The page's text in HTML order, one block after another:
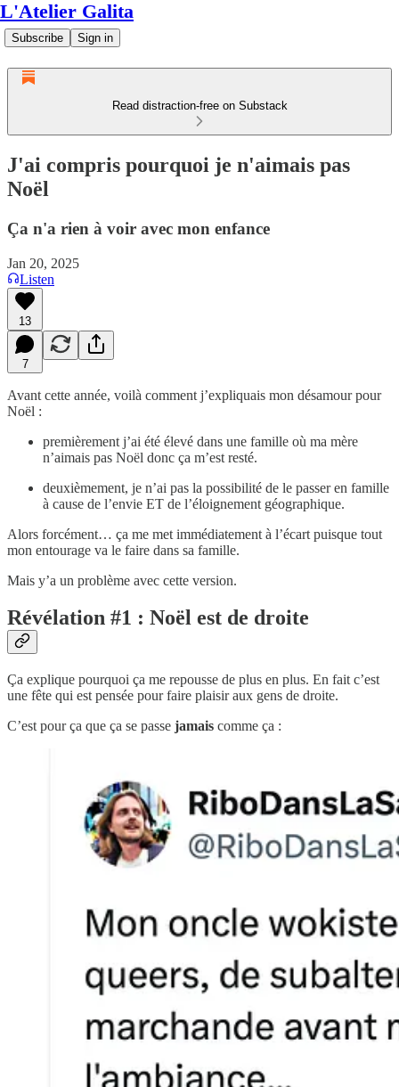
L'Atelier Galita
Subscribe Sign in
Read distraction-free on Substack
J'ai compris pourquoi je n'aimais pas
Noël
Ça n'a rien à voir avec mon enfance
Jan 20, 2025
Listen
13
7
Avant cette année, voilà comment j’expliquais mon désamour pour
Noël :
premièrement j’ai été élevé dans une famille où ma mère
n’aimais pas Noël donc ça m’est resté.
deuxièmement, je n’ai pas la possibilité de le passer en famille
à cause de l’envie ET de l’éloignement géographique.
Alors forcément… ça me met immédiatement à l’écart puisque tout
mon entourage va le faire dans sa famille.
Mais y’a un problème avec cette version.
Révélation #1 : Noël est de droite
Ça explique pourquoi ça me repousse de plus en plus. En fait c’est
une fête qui est pensée pour faire plaisir aux gens de droite.
C’est pour ça que ça se passe jamais comme ça :